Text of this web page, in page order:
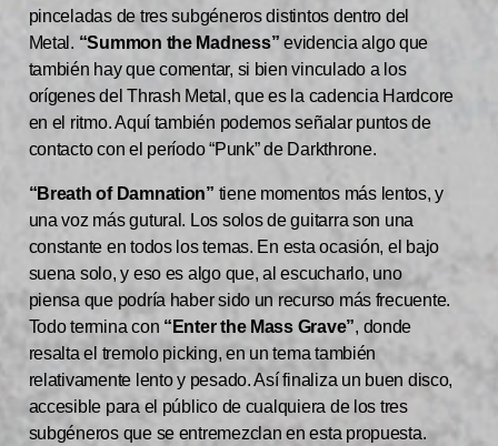
pinceladas de tres subgéneros distintos dentro del
Metal. “Summon the Madness” evidencia algo que
también hay que comentar, si bien vinculado a los
orígenes del Thrash Metal, que es la cadencia Hardcore
en el ritmo. Aquí también podemos señalar puntos de
contacto con el período “Punk” de Darkthrone.
“Breath of Damnation” tiene momentos más lentos, y
una voz más gutural. Los solos de guitarra son una
constante en todos los temas. En esta ocasión, el bajo
suena solo, y eso es algo que, al escucharlo, uno
piensa que podría haber sido un recurso más frecuente.
Todo termina con “Enter the Mass Grave”, donde
resalta el tremolo picking, en un tema también
relativamente lento y pesado. Así finaliza un buen disco,
accesible para el público de cualquiera de los tres
subgéneros que se entremezclan en esta propuesta.